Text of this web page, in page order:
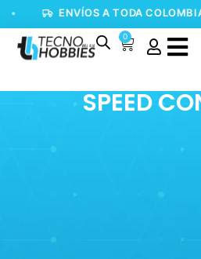
ENVÍOS A TODA COLOMBIA
0
SPEED